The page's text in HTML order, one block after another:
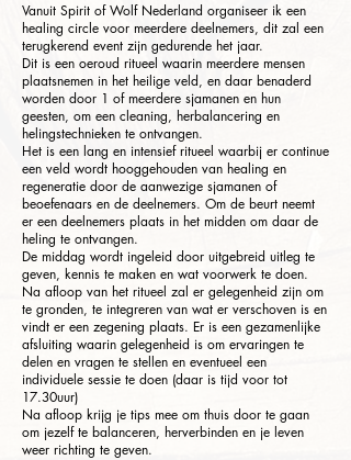
Vanuit Spirit of Wolf Nederland organiseer ik een
healing circle voor meerdere deelnemers, dit zal een
terugkerend event zijn gedurende het jaar.
Dit is een oeroud ritueel waarin meerdere mensen
plaatsnemen in het heilige veld, en daar benaderd
worden door 1 of meerdere sjamanen en hun
geesten, om een cleaning, herbalancering en
helingstechnieken te ontvangen.
Het is een lang en intensief ritueel waarbij er continue
een veld wordt hooggehouden van healing en
regeneratie door de aanwezige sjamanen of
beoefenaars en de deelnemers. Om de beurt neemt
er een deelnemers plaats in het midden om daar de
heling te ontvangen.
De middag wordt ingeleid door uitgebreid uitleg te
geven, kennis te maken en wat voorwerk te doen.
Na afloop van het ritueel zal er gelegenheid zijn om
te gronden, te integreren van wat er verschoven is en
vindt er een zegening plaats. Er is een gezamenlijke
afsluiting waarin gelegenheid is om ervaringen te
delen en vragen te stellen en eventueel een
individuele sessie te doen (daar is tijd voor tot
17.30uur)
Na afloop krijg je tips mee om thuis door te gaan
om jezelf te balanceren, herverbinden en je leven
weer richting te geven.